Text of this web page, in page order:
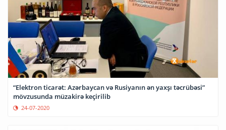
“Elektron ticarət: Azərbaycan və Rusiyanın ən yaxşı təcrübəsi”
mövzusunda müzakirə keçirilib
24-07-2020